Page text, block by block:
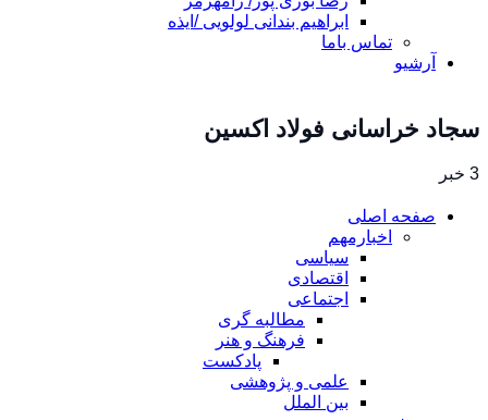
ابراهیم بندانی لولویی /ایذه
تماس باما
آرشیو
سجاد خراسانی فولاد اکسین
3 خبر
صفحه اصلی
اخبارمهم
سیاسی
اقتصادی
اجتماعی
مطالبه گری
فرهنگ و هنر
پادکست
علمی و پژوهشی
بین الملل